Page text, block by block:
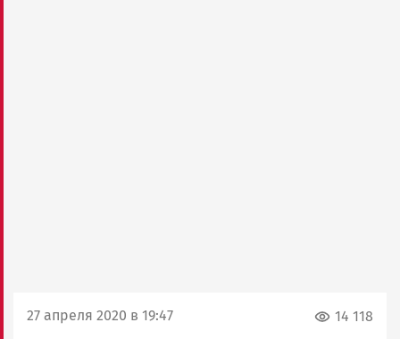
27 апреля 2020 в 19:47
14 118